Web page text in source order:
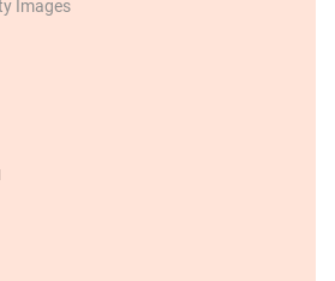
Images